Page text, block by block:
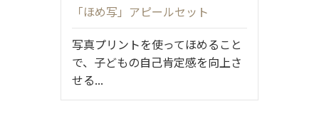
「ほめ写」アピールセット
写真プリントを使ってほめること
で、子どもの自己肯定感を向上さ
せる...